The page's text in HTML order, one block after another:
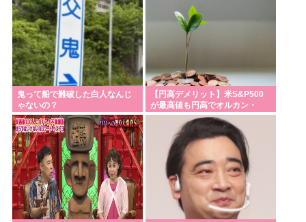
鬼って船で難破した白人なんじ
ゃないの？
【円高デメリット】米S&P500
が最高値も円高でオルカン・
S&P500投信の含み益減